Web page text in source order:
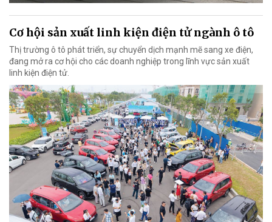
Cơ hội sản xuất linh kiện điện tử ngành ô tô
Thị trường ô tô phát triển, sự chuyển dịch mạnh mẽ sang xe điện,
đang mở ra cơ hội cho các doanh nghiệp trong lĩnh vực sản xuất
linh kiện điện tử.